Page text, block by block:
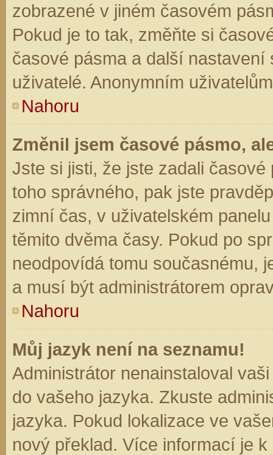
zobrazené v jiném časovém
Pokud je to tak, změňte si
časové pásma a další
uživatelé. Anonymním
Nahoru
Změnil jsem časové pásmo,
Jste si jisti, že jste zadali
toho správného, pak jste
zimní čas, v uživatelském
těmito dvěma časy. Pokud po
neodpovídá tomu současnému,
a musí být administrátorem
Nahoru
Můj jazyk není na seznamu!
Administrátor nenainstaloval
do vašeho jazyka. Zkuste
jazyka. Pokud lokalizace ve
nový překlad. Více informací je